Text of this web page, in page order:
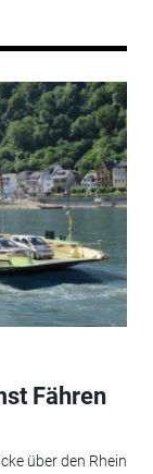
Fähren
über den Rhein